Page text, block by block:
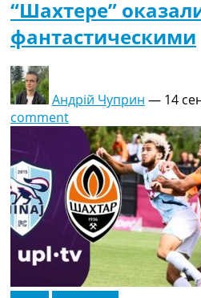
“Шахтере”
фантастическими
Андрій Чуприн — 14
comment